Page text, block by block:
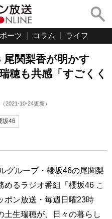
ーツ コラム ライフ
尾関梨香が明かす
穂も共感「すごくく
（2021-10-24更新）
坂46
グループ・櫻坂46の尾関梨
るラジオ番組「櫻坂46 こ
ポン放送・毎週日曜23時
土生瑞穂が、日々の暮らし